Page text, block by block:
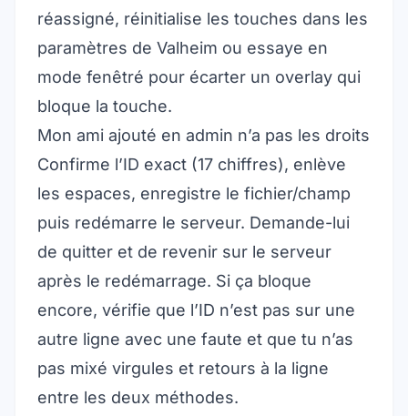
réassigné, réinitialise les touches dans les
paramètres de Valheim ou essaye en
mode fenêtré pour écarter un overlay qui
bloque la touche.
Mon ami ajouté en admin n’a pas les droits
Confirme l’ID exact (17 chiffres), enlève
les espaces, enregistre le fichier/champ
puis redémarre le serveur. Demande-lui
de quitter et de revenir sur le serveur
après le redémarrage. Si ça bloque
encore, vérifie que l’ID n’est pas sur une
autre ligne avec une faute et que tu n’as
pas mixé virgules et retours à la ligne
entre les deux méthodes.